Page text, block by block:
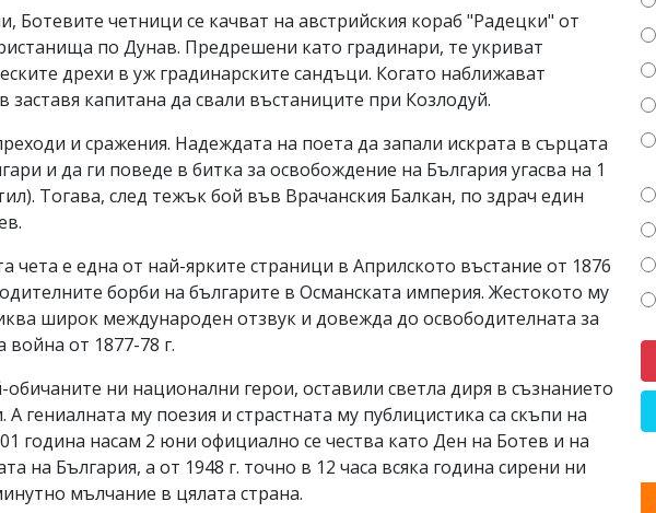
Ботевите четници се качват на австрийския кораб "Радецки" от
по Дунав. Предрешени като градинари, те укриват
дрехи в уж градинарските сандъци. Когато наближават
заставя капитана да свали въстаниците при Козлодуй.
и сражения. Надеждата на поета да запали искрата в сърцата
и да ги поведе в битка за освобождение на България угасва на 1
Тогава, след тежък бой във Врачанския Балкан, по здрач един
чета е една от най-ярките страници в Априлското въстание от 1876
борби на българите в Османската империя. Жестокото му
широк международен отзвук и довежда до освободителната за
война от 1877-78 г.
ни национални герои, оставили светла диря в съзнанието
А гениалната му поезия и страстната му публицистика са скъпи на
година насам 2 юни официално се чества като Ден на Ботев и на
на България, а от 1948 г. точно в 12 часа всяка година сирени ни
мълчание в цялата страна.